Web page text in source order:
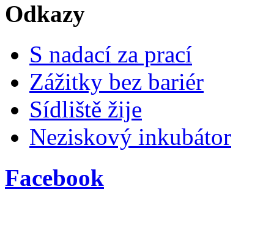
Odkazy
S nadací za prací
Zážitky bez bariér
Sídliště žije
Neziskový inkubátor
Facebook